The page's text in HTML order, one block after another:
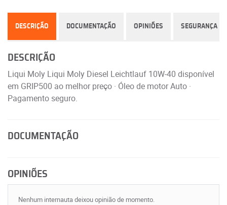
DESCRIÇÃO DOCUMENTAÇÃO OPINIÕES SEGURANÇA
DESCRIÇÃO
Liqui Moly Liqui Moly Diesel Leichtlauf 10W-40 disponível
em GRIP500 ao melhor preço · Óleo de motor Auto ·
Pagamento seguro.
DOCUMENTAÇÃO
OPINIÕES
Nenhum internauta deixou opinião de momento.